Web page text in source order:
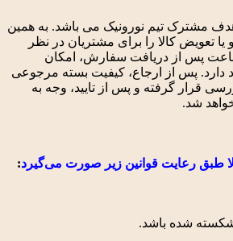
مشترک تیم نورونیک می باشد. به همین
تعویض کالا را برای مشتریان در نظر
‌ایم. نهایتا تا ۲۴ ساعت پس از دریافت سفارش، امکان
پس از ارجاع، کیفیت بسته مرجوعی
قرار گرفته و پس از تایید، وجه به
شد.
طبق رعایت قوانین زیر صورت می‌گیرد: